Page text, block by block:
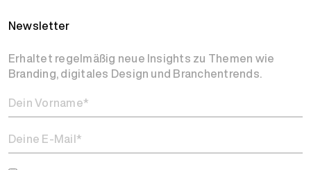
Newsletter
Erhaltet regelmäßig neue Insights zu Themen wie
Branding, digitales Design und Branchentrends.